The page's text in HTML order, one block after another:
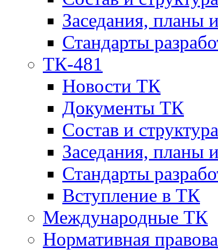
Заседания, планы
Стандарты
ТК-481
Новости ТК
Документы ТК
Cостав и
Заседания, планы
Стандарты
Вступление в ТК
Международные ТК
Нормативная